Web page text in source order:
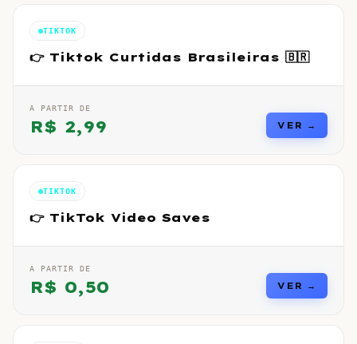
TIKTOK
👉 Tiktok Curtidas Brasileiras 🇧🇷
A PARTIR DE
R$ 2,99 VER →
TIKTOK
👉 TikTok Video Saves
A PARTIR DE
R$ 0,50 VER →